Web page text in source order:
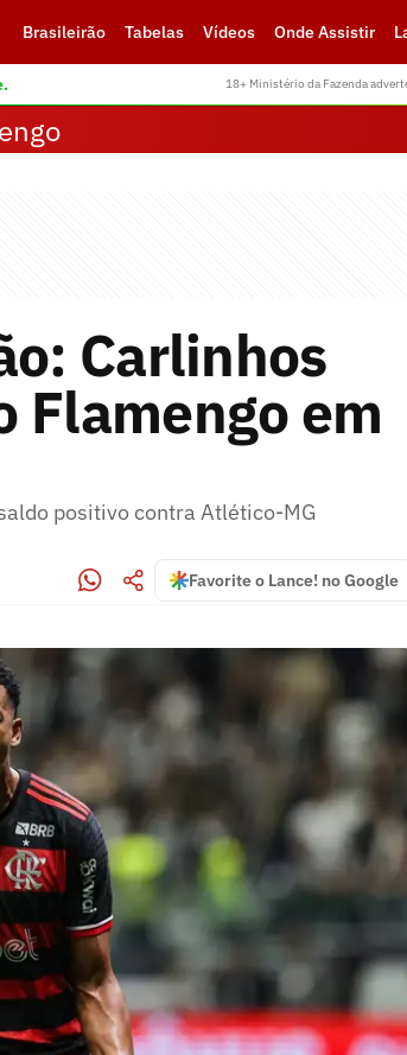
Brasileirão Tabelas Vídeos Onde Assistir
18+ Ministério da Fazenda
Carlinhos
Flamengo em
positivo contra Atlético-MG
Favorite o Lance! no Google